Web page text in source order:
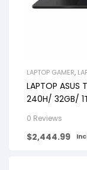
LAPTOP GAMER,
LAPTOP ASUS
240H/ 32GB/
0 Reviews
$2,444.99